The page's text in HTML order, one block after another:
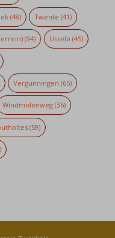
(48) Twente (41)
(94) Usselo (45)
Vergunningen (65)
Windmolenweg(36)
(59)